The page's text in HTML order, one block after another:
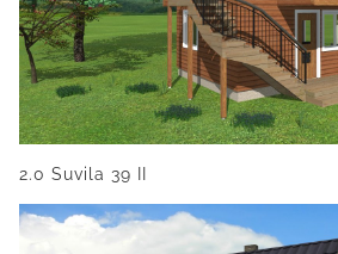
2.0 Suvila 39 II